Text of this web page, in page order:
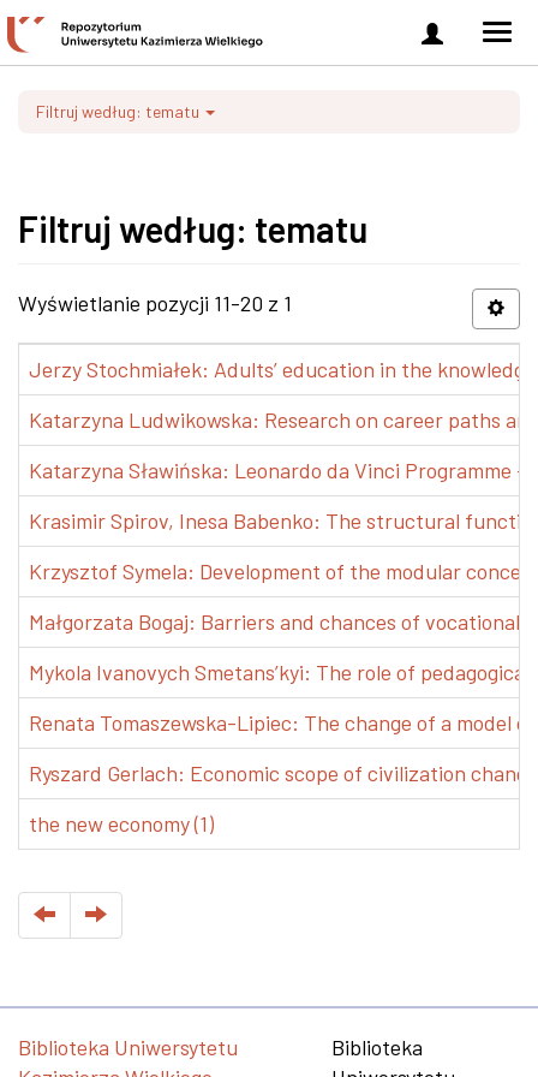
Zaloguj
się
Filtruj według: tematu
Filtruj według: tematu
Wyświetlanie pozycji 11-20 z 1
Jerzy Stochmiałek: Adults’ education in the
Katarzyna Ludwikowska: Research on career paths
Katarzyna Sławińska: Leonardo da Vinci Programme
Krasimir Spirov, Inesa Babenko: The structural
Krzysztof Symela: Development of the modular
Małgorzata Bogaj: Barriers and chances of vocational
Mykola Ivanovych Smetans’kyi: The role of
Renata Tomaszewska-Lipiec: The change of a model
Ryszard Gerlach: Economic scope of civilization
the new economy (1)
Biblioteka Uniwersytetu
Biblioteka